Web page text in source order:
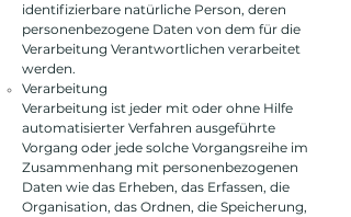
identifizierbare natürliche Person, deren
personenbezogene Daten von dem für die
Verarbeitung Verantwortlichen verarbeitet
werden.
Verarbeitung
Verarbeitung ist jeder mit oder ohne Hilfe
automatisierter Verfahren ausgeführte
Vorgang oder jede solche Vorgangsreihe im
Zusammenhang mit personenbezogenen
Daten wie das Erheben, das Erfassen, die
Organisation, das Ordnen, die Speicherung,